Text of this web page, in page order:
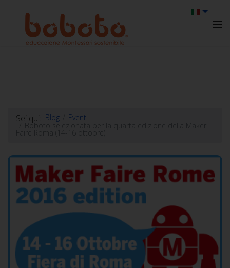
Sei qui: Blog
Eventi
Boboto selezionata per la quarta edizione della Maker
Faire Roma (14-16 ottobre)